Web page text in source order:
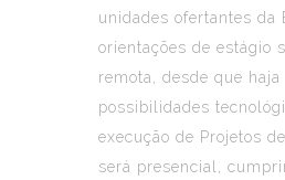
unidades ofertantes da
orientações de estágio
remota, desde que haja
possibilidades
execução de Projetos
será presencial,